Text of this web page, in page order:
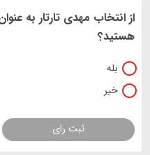
از انتخاب مهدی تارتار به
هستید؟
بله
خیر
ثبت رای